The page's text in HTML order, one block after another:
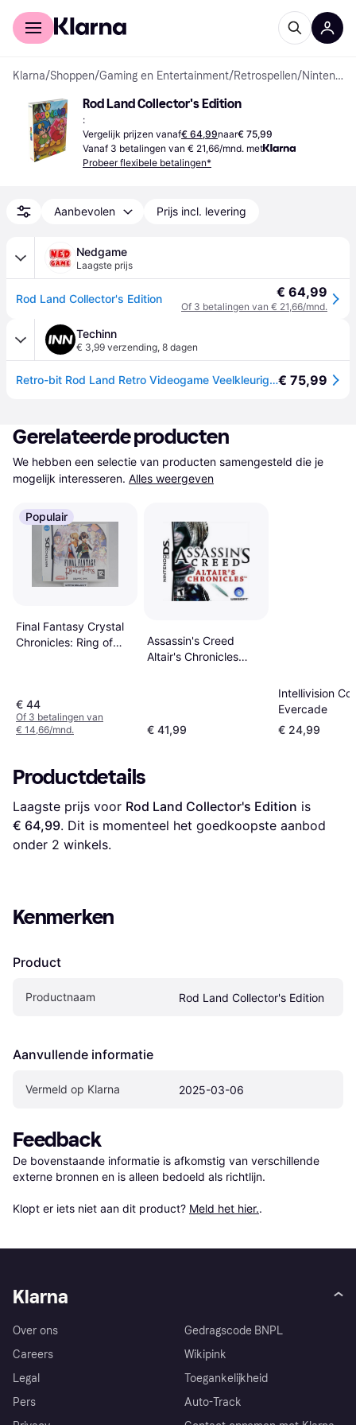
Voor shoppers
Klarna/Shoppen/Gaming en Entertainment/Retrospellen/ Nintendo DS-spellen
Rod Land Collector's Edition
:
Vergelijk prijzen vanaf€ 64,99naar€ 75,99
Vanaf 3 betalingen van € 21,66/mnd. met
Probeer flexibele betalingen*
Aanbevolen Prijs incl. levering
Nedgame
Laagste prijs
Rod Land Collector's Edition € 64,99
Of 3 betalingen van € 21,66/mnd.
Techinn
€ 3,99 verzending, 8 dagen
Retro-bit Rod Land Retro Videogame Veelkleurig Europe PAL / EU Plug 220V€ 75,99
Gerelateerde producten
We hebben een selectie van producten samengesteld die je
mogelijk interesseren. Alles weergeven
Populair
Final Fantasy Crystal
Chronicles: Ring of
€ 44
Of 3 betalingen van
€ 14,66/mnd.
Assassin's Creed
Altair's Chronicles
€ 41,99
Intellivision
Evercade
€ 24,99
Productdetails
Laagste prijs voor Rod Land Collector's Edition
€ 64,99. Dit is momenteel het goedkoopste aanbod
onder 2 winkels.
Kenmerken
Product
Productnaam Rod Land Collector's Edition
Aanvullende informatie
Vermeld op Klarna 2025-03-06
Feedback
De bovenstaande informatie is afkomstig van verschillende
externe bronnen en is alleen bedoeld als richtlijn.
Klopt er iets niet aan dit product? Meld het hier..
Klarna
Over ons
Careers
Legal
Pers
Gedragscode BNPL
Wikipink
Toegankelijkheid
Auto-Track